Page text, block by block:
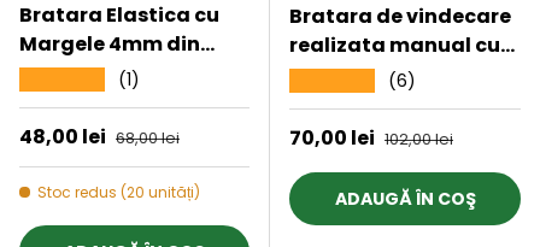
Bratara Elastica cu
Margele 4mm din
Turmalina Neagra -
Protectie Energetica
si impamantare
(1)
Preț de vânzare
48,00 lei Preț obișnuit
68,00 lei
Stoc redus (20 unități)
Bratara de vindecare
realizata manual cu
margele 8mm din
cristale
semipretioase de onix
agat negru
(6)
Preț de vânzare
70,00 lei Preț obișnuit
102,00 lei
ADAUGĂ ÎN COŞ